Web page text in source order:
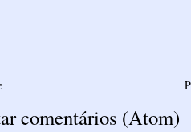
comentários (Atom)